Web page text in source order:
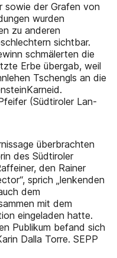
sowie der Grafen von
wurden
zu anderen
sichtbar.
schmälerten die
Erbe übergab, weil
Tschengls an die
(Südtiroler Lan-
überbrachten
des Südtiroler
den Rainer
sprich „lenkenden
dem
mit dem
eingeladen hatte.
Publikum befand sich
Dalla Torre. SEPP